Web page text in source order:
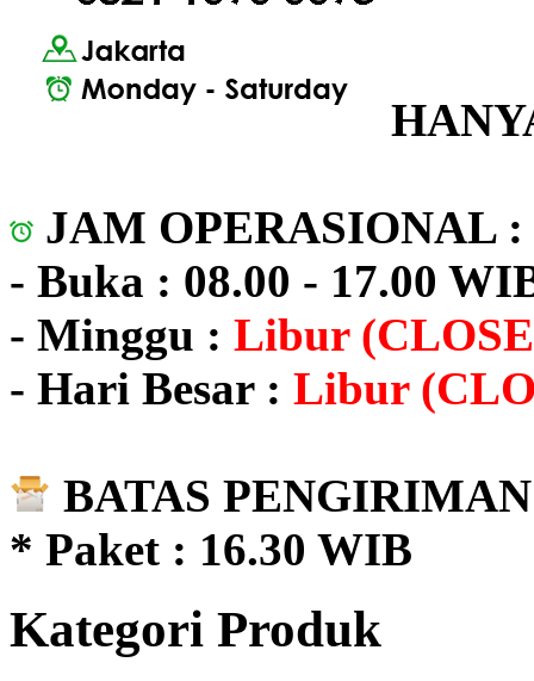
JAM OPERASIONAL :
- Buka : 08.00 - 17.00
- Minggu : Libur
- Hari Besar : Libur
BATAS
* Paket : 16.30 WIB
Kategori Produk